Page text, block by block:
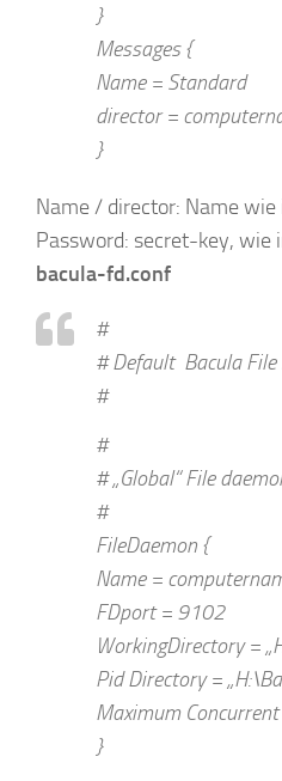
}
Messages {
Name = Standard
director =
}
Name / director: Name
Password: secret-key, wie
bacula-fd.conf
#
# Default Bacula
#
#
# „Global“ File
#
FileDaemon {
Name =
FDport = 9102
WorkingDirectory =
Pid Directory =
Maximum
}